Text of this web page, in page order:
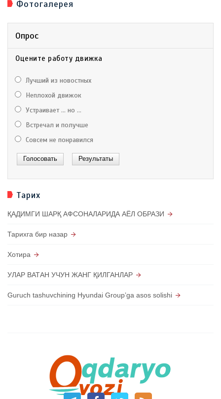
Фотогалерея
Опрос
Оцените работу движка
Лучший из новостных
Неплохой движок
Устраивает ... но ...
Встречал и получше
Совсем не понравился
Тарих
ҚАДИМГИ ШАРҚ АФСОНАЛАРИДА АЁЛ ОБРАЗИ
Тарихга бир назар
Хотира
УЛАР ВАТАН УЧУН ЖАНГ ҚИЛГАНЛАР
Guruch tashuvchining Hyundai Groupʼga asos solishi